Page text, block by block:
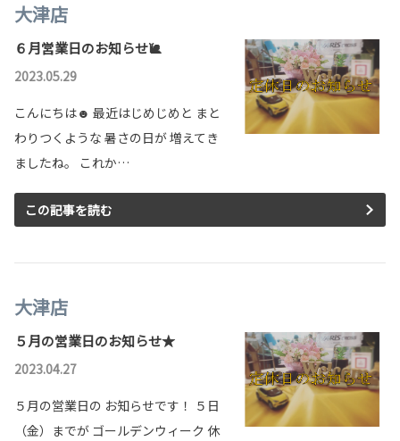
大津店
６月営業日のお知らせ🐌
2023.05.29
こんにちは☻ 最近はじめじめと まと
わりつくような 暑さの日が 増えてき
ましたね。 これか…
この記事を読む
大津店
５月の営業日のお知らせ★
2023.04.27
５月の営業日の お知らせです！ ５日
（金）までが ゴールデンウィーク 休